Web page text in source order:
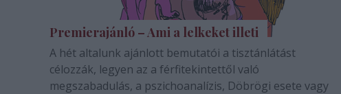
Premierajánló – Ami a lelkeket illeti
A hét altalunk ajánlott bemutatói a tisztánlátást
célozzák, legyen az a férfitekintettől való
megszabadulás, a pszichoanalízis, Döbrögi esete vagy